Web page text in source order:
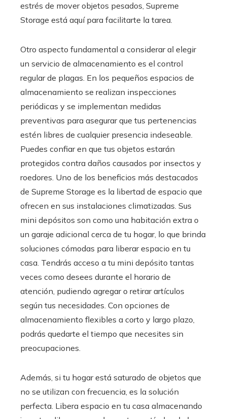
estrés de mover objetos pesados, Supreme
Storage está aquí para facilitarte la tarea.
Otro aspecto fundamental a considerar al elegir
un servicio de almacenamiento es el control
regular de plagas. En los pequeños espacios de
almacenamiento se realizan inspecciones
periódicas y se implementan medidas
preventivas para asegurar que tus pertenencias
estén libres de cualquier presencia indeseable.
Puedes confiar en que tus objetos estarán
protegidos contra daños causados por insectos y
roedores. Uno de los beneficios más destacados
de Supreme Storage es la libertad de espacio que
ofrecen en sus instalaciones climatizadas. Sus
mini depósitos son como una habitación extra o
un garaje adicional cerca de tu hogar, lo que brinda
soluciones cómodas para liberar espacio en tu
casa. Tendrás acceso a tu mini depósito tantas
veces como desees durante el horario de
atención, pudiendo agregar o retirar artículos
según tus necesidades. Con opciones de
almacenamiento flexibles a corto y largo plazo,
podrás quedarte el tiempo que necesites sin
preocupaciones.
Además, si tu hogar está saturado de objetos que
no se utilizan con frecuencia, es la solución
perfecta. Libera espacio en tu casa almacenando